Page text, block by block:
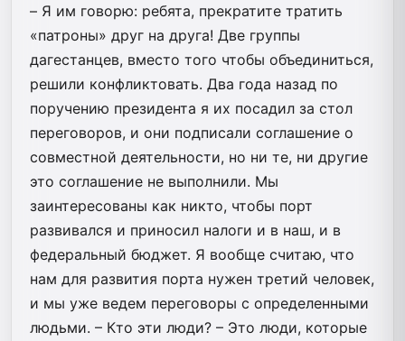
– Я им говорю: ребята, прекратите тратить
«патроны» друг на друга! Две группы
дагестанцев, вместо того чтобы объединиться,
решили конфликтовать. Два года назад по
поручению президента я их посадил за стол
переговоров, и они подписали соглашение о
совместной деятельности, но ни те, ни другие
это соглашение не выполнили. Мы
заинтересованы как никто, чтобы порт
развивался и приносил налоги и в наш, и в
федеральный бюджет. Я вообще считаю, что
нам для развития порта нужен третий человек,
и мы уже ведем переговоры с определенными
людьми. – Кто эти люди? – Это люди, которые